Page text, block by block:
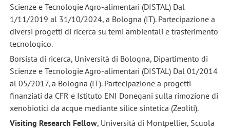
Scienze e Tecnologie Agro-alimentari (DISTAL) Dal
1/11/2019 al 31/10/2024, a Bologna (IT). Partecipazione a
diversi progetti di ricerca su temi ambientali e trasferimento
tecnologico.
Borsista di ricerca, Università di Bologna, Dipartimento di
Scienze e Tecnologie Agro-alimentari (DISTAL) Dal 01/2014
al 05/2017, a Bologna (IT). Partecipazione a progetti
finanziati da CFR e Istituto ENI Donegani sulla rimozione di
xenobiotici da acque mediante silice sintetica (Zeoliti).
Visiting Research Fellow, Università di Montpellier, Scuola